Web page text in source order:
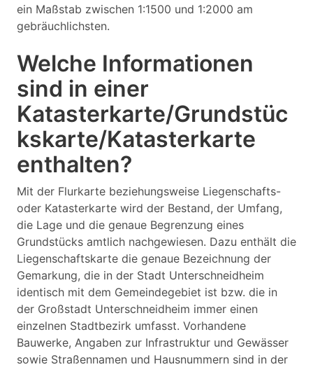
ein Maßstab zwischen 1:1500 und 1:2000 am
gebräuchlichsten.
Welche Informationen
sind in einer
Katasterkarte/Grundstüc
kskarte/Katasterkarte
enthalten?
Mit der Flurkarte beziehungsweise Liegenschafts-
oder Katasterkarte wird der Bestand, der Umfang,
die Lage und die genaue Begrenzung eines
Grundstücks amtlich nachgewiesen. Dazu enthält die
Liegenschaftskarte die genaue Bezeichnung der
Gemarkung, die in der Stadt Unterschneidheim
identisch mit dem Gemeindegebiet ist bzw. die in
der Großstadt Unterschneidheim immer einen
einzelnen Stadtbezirk umfasst. Vorhandene
Bauwerke, Angaben zur Infrastruktur und Gewässer
sowie Straßennamen und Hausnummern sind in der